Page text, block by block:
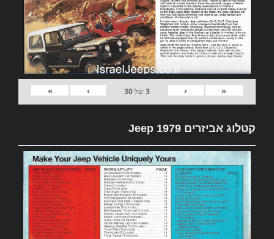
«
‹
3של30
›
»
קטלוג אביזרים 1979 Jeep